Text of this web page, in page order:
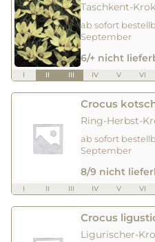
Taschkent-
ab sofort
September
6/+ nicht
I II III IV V VI
Crocus
Ring-Herbst-
ab sofort
September
8/9 nicht
I II III IV V VI
Crocus
Ligurischer-